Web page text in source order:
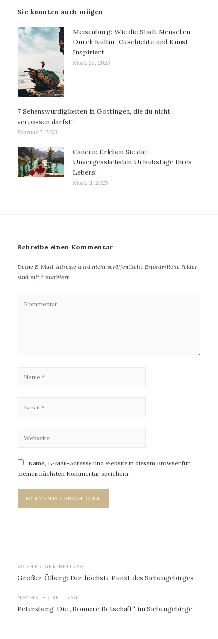
Sie konnten auch mögen
Meisenburg: Wie die Stadt Menschen
Durch Kultur, Geschichte und Kunst
Inspiriert
März 26, 2023
7 Sehenswürdigkeiten in Göttingen, die du nicht
verpassen darfst!
Februar 2, 2023
Cancun: Erleben Sie die
Unvergesslichsten Urlaubstage Ihres
Lebens!
März 11, 2023
Schreibe einen Kommentar
Deine E-Mail-Adresse wird nicht veröffentlicht. Erforderliche Felder
sind mit* markiert
Name, E-Mail-Adresse und Website in diesem Browser für
meinen nächsten Kommentar speichern.
Beitragsnavigation
VORHERIGER BEITRAG:
Großer Ölberg: Der höchste Punkt des Siebengebirges
NÄCHSTER BEITRAG:
Petersberg: Die „Bonnere Botschaft“ im Siebengebirge